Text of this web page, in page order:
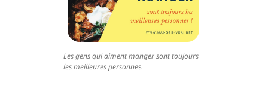
Les gens qui aiment manger sont toujours
les meilleures personnes